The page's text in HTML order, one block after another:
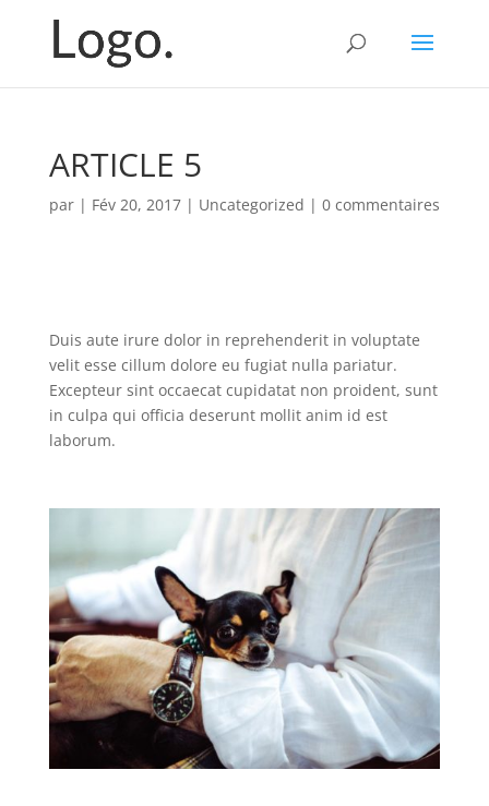
ARTICLE 5
par | Fév 20, 2017| Uncategorized | 0 commentaires
Duis aute irure dolor in reprehenderit in voluptate
velit esse cillum dolore eu fugiat nulla pariatur.
Excepteur sint occaecat cupidatat non proident, sunt
in culpa qui officia deserunt mollit anim id est
laborum.